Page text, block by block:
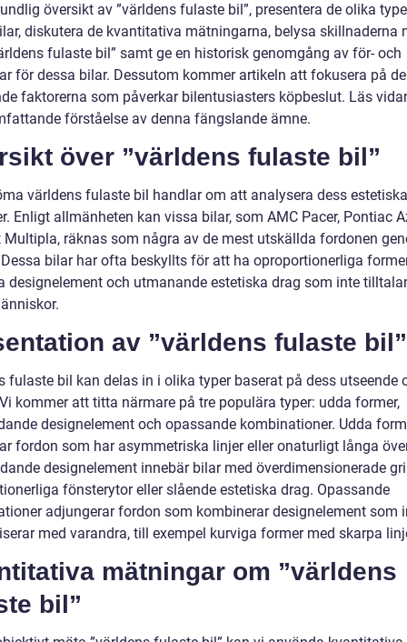
översikt av ”världens fulaste bil”, presentera de olika
diskutera de kvantitativa mätningarna, belysa skillnaderna
fulaste bil” samt ge en historisk genomgång av för- och
för dessa bilar. Dessutom kommer artikeln att fokusera på de
faktorerna som påverkar bilentusiasters köpbeslut. Läs
förståelse av denna fängslande ämne.
över ”världens fulaste bil”
världens fulaste bil handlar om att analysera dess estetiska
Enligt allmänheten kan vissa bilar, som AMC Pacer, Pontiac
Multipla, räknas som några av de mest utskällda fordonen
bilar har ofta beskyllts för att ha oproportionerliga
designelement och utmanande estetiska drag som inte
av ”världens fulaste bil”
fulaste bil kan delas in i olika typer baserat på dess utseende
kommer att titta närmare på tre populära typer: udda former,
designelement och opassande kombinationer. Udda
fordon som har asymmetriska linjer eller onaturligt långa
designelement innebär bilar med överdimensionerade
fönsterytor eller slående estetiska drag. Opassande
adjungerar fordon som kombinerar designelement som
med varandra, till exempel kurviga former med skarpa
mätningar om ”världens
bil”